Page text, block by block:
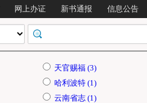
网上办证 新书通报 信息公告
天官赐福 (3)
哈利波特 (1)
云南省志 (1)